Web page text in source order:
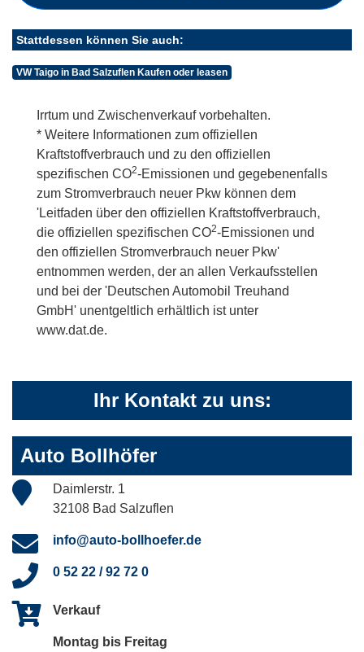
Stattdessen können Sie auch:
VW Taigo in Bad Salzuflen Kaufen oder leasen
Irrtum und Zwischenverkauf vorbehalten.
* Weitere Informationen zum offiziellen
Kraftstoffverbrauch und zu den offiziellen
spezifischen CO2-Emissionen und gegebenenfalls
zum Stromverbrauch neuer Pkw können dem
'Leitfaden über den offiziellen Kraftstoffverbrauch,
die offiziellen spezifischen CO2-Emissionen und
den offiziellen Stromverbrauch neuer Pkw'
entnommen werden, der an allen Verkaufsstellen
und bei der 'Deutschen Automobil Treuhand
GmbH' unentgeltlich erhältlich ist unter
www.dat.de.
Ihr Kontakt zu uns:
Auto Bollhöfer
Daimlerstr. 1
32108 Bad Salzuflen
info@auto-bollhoefer.de
0 52 22 / 92 72 0
Verkauf
Montag bis Freitag